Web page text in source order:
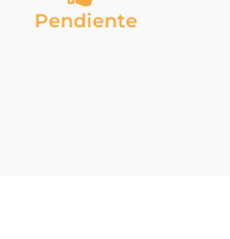
Pendiente